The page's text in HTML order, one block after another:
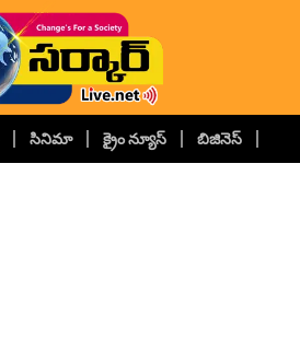
సినిమా క్రైం న్యూస్ బిజినెస్